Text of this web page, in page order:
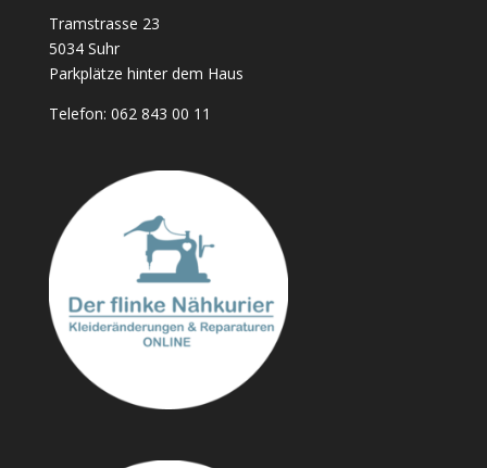
Tramstrasse 23
5034 Suhr
Parkplätze hinter dem Haus
Telefon: 062 843 00 11